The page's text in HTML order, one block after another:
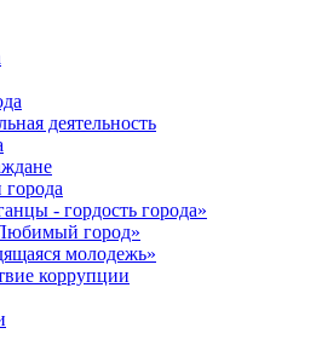
деятельность
города
- гордость города»
город»
молодежь»
коррупции